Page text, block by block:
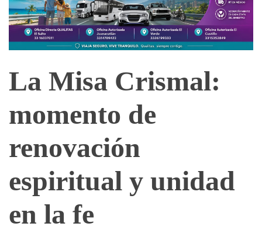
La Misa Crismal:
momento de
renovación
espiritual y unidad
en la fe